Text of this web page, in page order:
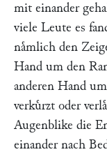
mit einander
viele Leute es
naͤmlich den
Hand um den
anderen Hand
verkuͤrzt oder
Augenblike die
einander nach